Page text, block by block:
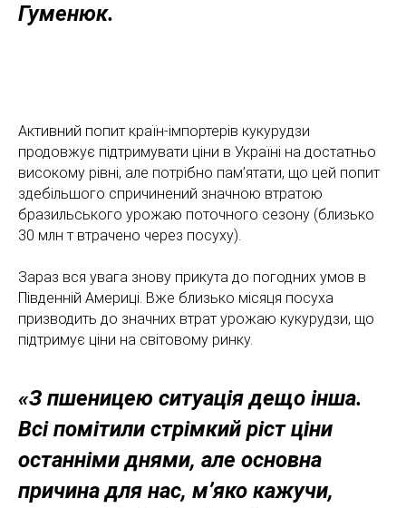
Гуменюк.
Активний попит країн-імпортерів кукурудзи
продовжує підтримувати ціни в Україні на достатньо
високому рівні, але потрібно пам’ятати, що цей попит
здебільшого спричинений значною втратою
бразильського урожаю поточного сезону (близько
30 млн т втрачено через посуху).
Зараз вся увага знову прикута до погодних умов в
Південній Америці. Вже близько місяця посуха
призводить до значних втрат урожаю кукурудзи, що
підтримує ціни на світовому ринку.
«З пшеницею ситуація дещо інша.
Всі помітили стрімкий ріст ціни
останніми днями, але основна
причина для нас, м’яко кажучи,